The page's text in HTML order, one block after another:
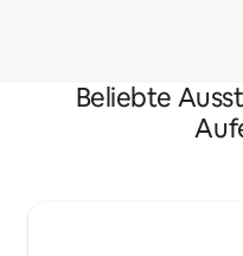
Beliebte